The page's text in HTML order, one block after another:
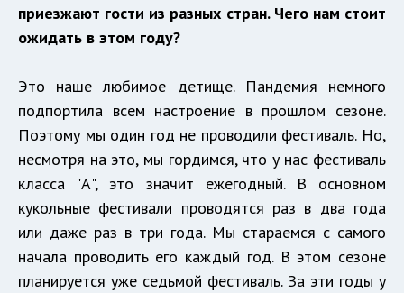
приезжают гости из разных стран. Чего нам стоит
ожидать в этом году?
Это наше любимое детище. Пандемия немного
подпортила всем настроение в прошлом сезоне.
Поэтому мы один год не проводили фестиваль. Но,
несмотря на это, мы гордимся, что у нас фестиваль
класса "А", это значит ежегодный. В основном
кукольные фестивали проводятся раз в два года
или даже раз в три года. Мы стараемся с самого
начала проводить его каждый год. В этом сезоне
планируется уже седьмой фестиваль. За эти годы у